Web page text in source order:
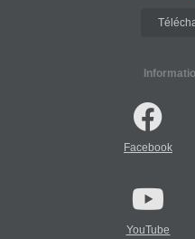
Facebook
YouTube